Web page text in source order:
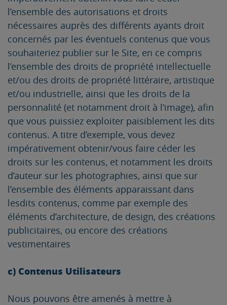
l’ensemble des autorisations et droits
nécessaires auprès des différents ayants droit
concernés par les éventuels contenus que vous
souhaiteriez publier sur le Site, en ce compris
l’ensemble des droits de propriété intellectuelle
et/ou des droits de propriété littéraire, artistique
et/ou industrielle, ainsi que les droits de la
personnalité (et notamment droit à l’image), afin
que vous puissiez exploiter paisiblement les dits
contenus. A titre d’exemple, vous devez
impérativement obtenir/vous faire céder les
droits sur les contenus, et notamment les droits
d’auteur sur les photographies, ainsi que sur
l’ensemble des éléments apparaissant dans
lesdits contenus, comme par exemple des
éléments d’architecture, de design, des créations
publicitaires, ou encore des créations
vestimentaires
c) Contenus Utilisateurs
Nous pouvons être amenés à mettre à